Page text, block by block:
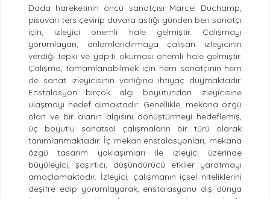
Dada hareketinin öncü sanatçısı Marcel Duchamp,
pisuvarı ters çevirip duvara astığı günden beri sanatçı
için, izleyici önemli hale gelmiştir. Çalışmayı
yorumlayan, anlamlandırmaya çalışan izleyicinin
verdiği tepki ve yapıtı okuması önemli hale gelmiştir.
Çalışma, tamamlanabilmek için hem sanatçının hem
de sanat izleyicisinin varlığına ihtiyaç duymaktadır.
Enstalasyon birçok algı boyutundan izleyicisine
ulaşmayı hedef almaktadır. Genellikle, mekana özgü
olan ve bir alanın algısını dönüştürmeyi hedeflemiş,
üç boyutlu sanatsal çalışmaların bir türü olarak
tanımlanmaktadır. İç mekan enstalasyonları, mekana
özgü tasarım yaklaşımları ile izleyici üzerinde
büyüleyici, şaşırtıcı, düşündürücü etkiler yaratmayı
amaçlamaktadır. İzleyici, çalışmanın içsel niteliklerini
deşifre edip yorumlayarak, enstalasyonu dış dünya